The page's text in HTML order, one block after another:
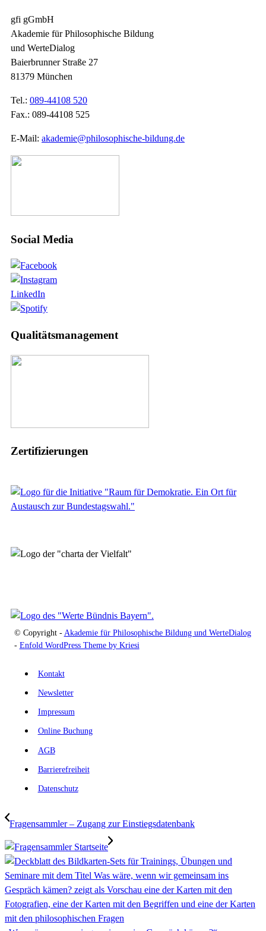
gfi gGmbH
Akademie für Philosophische Bildung
und WerteDialog
Baierbrunner Straße 27
81379 München
Tel.: 089-44108 520
Fax.: 089-44108 525
E-Mail: akademie@philosophische-bildung.de
Social Media
LinkedIn
Qualitätsmanagement
Zertifizierungen
© Copyright - Akademie für Philosophische Bildung und WerteDialog
- Enfold WordPress Theme by Kriesi
Kontakt
Newsletter
Impressum
Online Buchung
AGB
Barrierefreiheit
Datenschutz
Fragensammler – Zugang zur Einstiegsdatenbank